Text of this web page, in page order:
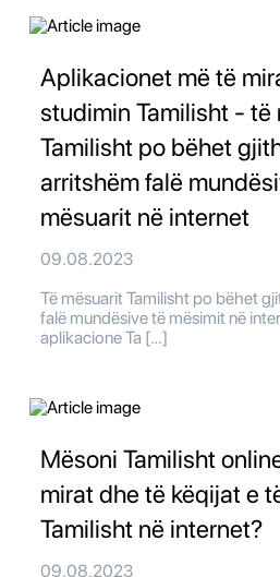
Aplikacionet më të
studimin Tamilisht - të
Tamilisht po bëhet
arritshëm falë
mësuarit në internet
09.08.2023
Të mësuarit Tamilisht po bëhet
falë mundësive të mësimit në
aplikacione Ta […]
Mësoni Tamilisht
mirat dhe të këqijat e
Tamilisht në internet?
09.08.2023